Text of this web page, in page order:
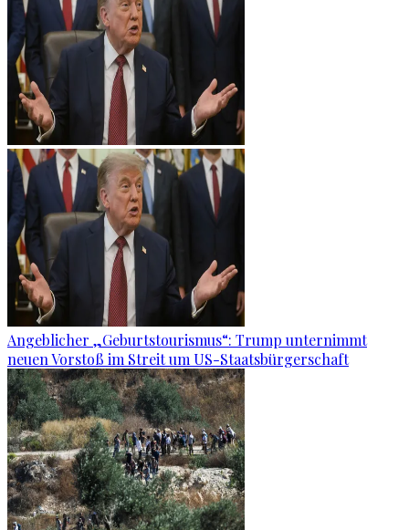
Angeblicher „Geburtstourismus“: Trump unternimmt
neuen Vorstoß im Streit um US-Staatsbürgerschaft